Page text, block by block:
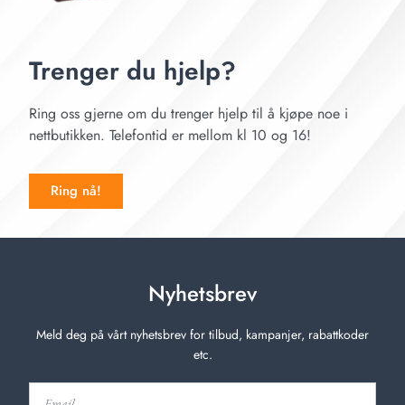
Trenger du hjelp?
Ring oss gjerne om du trenger hjelp til å kjøpe noe i
nettbutikken. Telefontid er mellom kl 10 og 16!
Ring nå!
Nyhetsbrev
Meld deg på vårt nyhetsbrev for tilbud, kampanjer, rabattkoder
etc.